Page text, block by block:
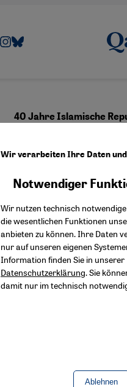
40 Jahre Islamische
Deutsch English
Wir verarbeiten Ihre Daten
Notwendiger
Wir nutzen technisch
die wesentlichen Funktionen
anbieten zu können. Ihre Daten
nur auf unseren eigenen
Information finden Sie in unserer
Datenschutzerklärung. Sie
damit nur im technisch
Ablehnen